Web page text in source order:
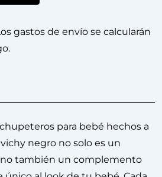
gastos de envío se calcularán
para bebé hechos a
negro no solo es un
también un complemento